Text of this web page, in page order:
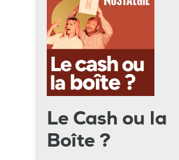
Le Cash ou la
Boîte ?